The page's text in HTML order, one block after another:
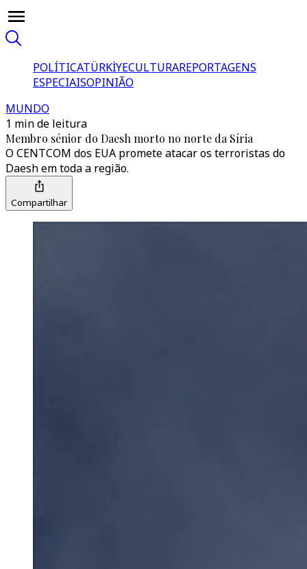
POLÍTICATÜRKİYECULTURAREPORTAGENS
ESPECIAISOPINIÃO
MUNDO
1 min de leitura
Membro sénior do Daesh morto no norte da Síria
O CENTCOM dos EUA promete atacar os terroristas do
Daesh em toda a região.
Compartilhar